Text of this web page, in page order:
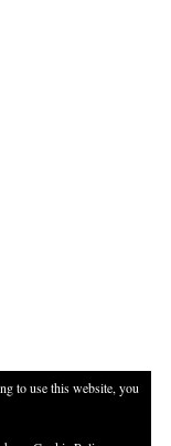
to use this website, you